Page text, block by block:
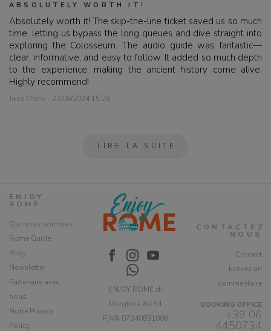
ABSOLUTELY WORTH IT!
Absolutely worth it! The skip-the-line ticket saved us so much
time, letting us bypass the long queues and dive straight into
exploring the Colosseum. The audio guide was fantastic—
clear, informative, and easy to follow. It added so much depth
to the experience, making the ancient history come alive.
Highly recommend!
Jose Otero - 22/08/2024 15:28
LIRE LA SUITE
ENJOY
ROME
Qui nous sommes
Rome Guide
Blog
Newsletter
Partenaire avec
nous
Notre Privacy
Policy
ENJOY ROME di
Marghera 8a Srl
P.IVA 07340891006
CONTACTEZ
NOUS
Contact
Ecrivez un
commentaire
BOOKING OFFICE
+39 06
4450734